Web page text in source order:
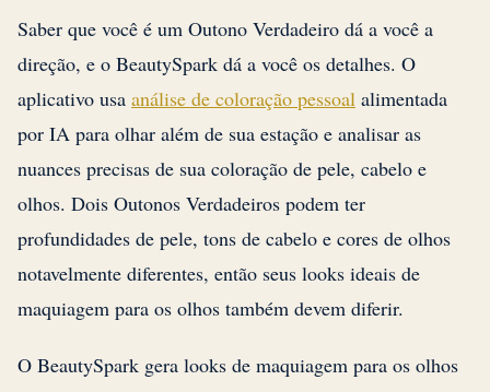
Saber que você é um Outono Verdadeiro dá a você a
direção, e o BeautySpark dá a você os detalhes. O
aplicativo usa análise de coloração pessoal alimentada
por IA para olhar além de sua estação e analisar as
nuances precisas de sua coloração de pele, cabelo e
olhos. Dois Outonos Verdadeiros podem ter
profundidades de pele, tons de cabelo e cores de olhos
notavelmente diferentes, então seus looks ideais de
maquiagem para os olhos também devem diferir.
O BeautySpark gera looks de maquiagem para os olhos